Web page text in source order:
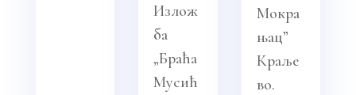
Излож
ба
„Браћа
Мусић
Мокра
њац”
Краље
во.